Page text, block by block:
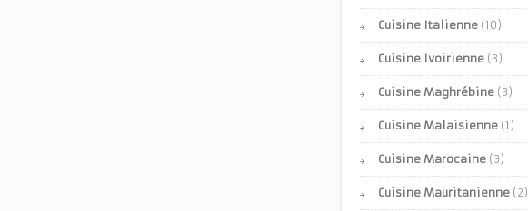
Cuisine Italienne (10)
Cuisine Ivoirienne (3)
Cuisine Maghrébine (3)
Cuisine Malaisienne (1)
Cuisine Marocaine (3)
Cuisine Mauritanienne (2)